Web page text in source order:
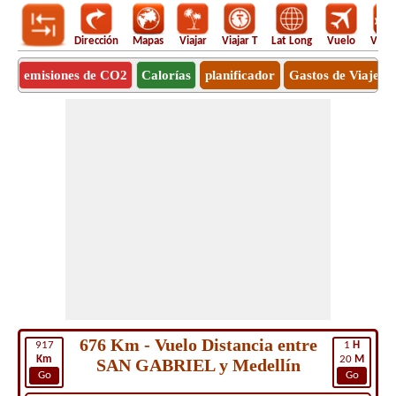
Dirección Mapas Viajar Viajar T Lat Long Vuelo
emisiones de CO2 Calorías planificador Gastos de Viaje
917
Km
Go
1 H
20 M
Go
676 Km - Vuelo Distancia entre
SAN GABRIEL y Medellín